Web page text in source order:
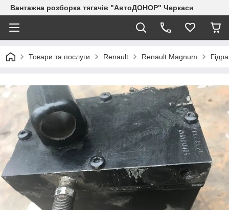
Вантажна розборка тягачів "АвтоДОНОР" Черкаси
Товари та послуги Renault Renault Magnum